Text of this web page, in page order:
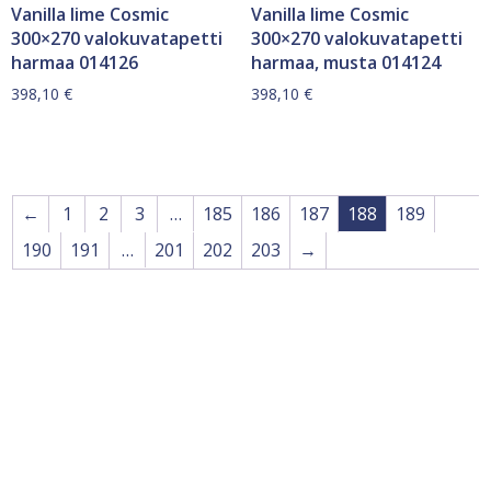
Vanilla lime Cosmic
300×270 valokuvatapetti
harmaa 014126
398,10 €
Vanilla lime Cosmic
300×270 valokuvatapetti
harmaa, musta 014124
398,10 €
← 1 2 3 … 185 186 187 188
189
190
191 … 201 202 203 →